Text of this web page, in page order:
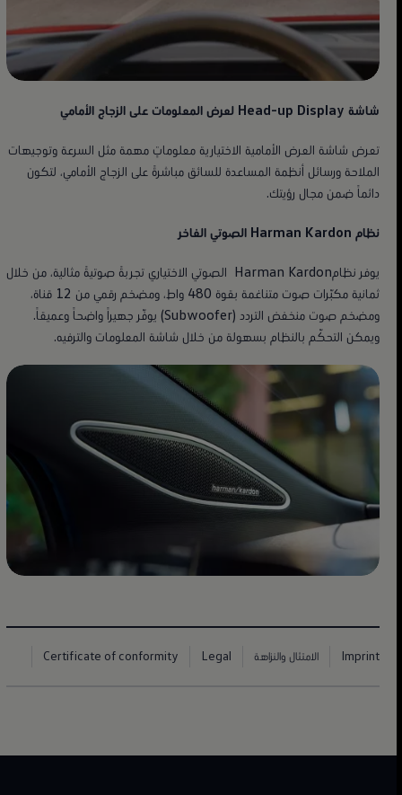
شاشة Head-up Display لعرض المعلومات على الزجاج الأمامي
تعرض شاشة العرض الأمامية الاختيارية معلوماتٍ مهمة مثل السرعة وتوجيهات
الملاحة ورسائل أنظمة المساعدة للسائق مباشرةً على الزجاج الأمامي، لتكون
دائماً ضمن مجال رؤيتك.
نظام Harman Kardon الصوتي الفاخر
يوفر نظامHarman Kardon الصوتي الاختياري تجربةً صوتيةً مثالية، من خلال
ثمانية مكبّرات صوت متناغمة بقوة 480 واط، ومضخم رقمي من 12 قناة،
ومضخم صوت منخفض التردد (Subwoofer) يوفّر جهيراً واضحاً وعميقاً.
ويمكن التحكّم بالنظام بسهولة من خلال شاشة المعلومات والترفيه.
Imprint الامتثال والنزاهة Legal
Certificate of conformity